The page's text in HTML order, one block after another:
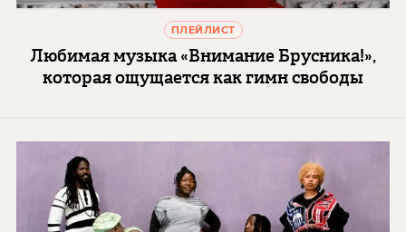
ПЛЕЙЛИСТ
Любимая музыка «Внимание Брусника!»,
которая ощущается как гимн свободы